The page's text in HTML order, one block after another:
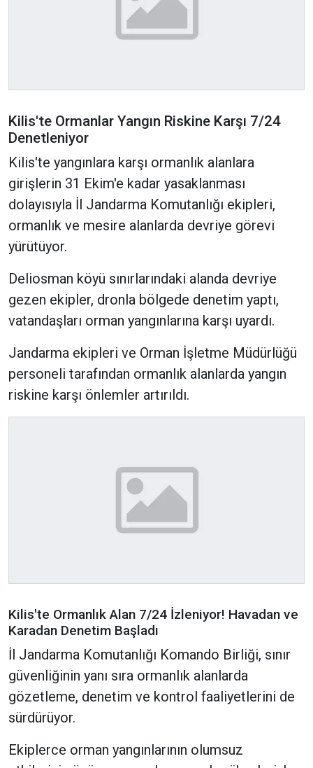
Kilis'te Ormanlar Yangın Riskine Karşı 7/24
Denetleniyor
Kilis'te yangınlara karşı ormanlık alanlara
girişlerin 31 Ekim'e kadar yasaklanması
dolayısıyla İl Jandarma Komutanlığı ekipleri,
ormanlık ve mesire alanlarda devriye görevi
yürütüyor.
Deliosman köyü sınırlarındaki alanda devriye
gezen ekipler, dronla bölgede denetim yaptı,
vatandaşları orman yangınlarına karşı uyardı.
Jandarma ekipleri ve Orman İşletme Müdürlüğü
personeli tarafından ormanlık alanlarda yangın
riskine karşı önlemler artırıldı.
Kilis'te Ormanlık Alan 7/24 İzleniyor! Havadan ve
Karadan Denetim Başladı
İl Jandarma Komutanlığı Komando Birliği, sınır
güvenliğinin yanı sıra ormanlık alanlarda
gözetleme, denetim ve kontrol faaliyetlerini de
sürdürüyor.
Ekiplerce orman yangınlarının olumsuz